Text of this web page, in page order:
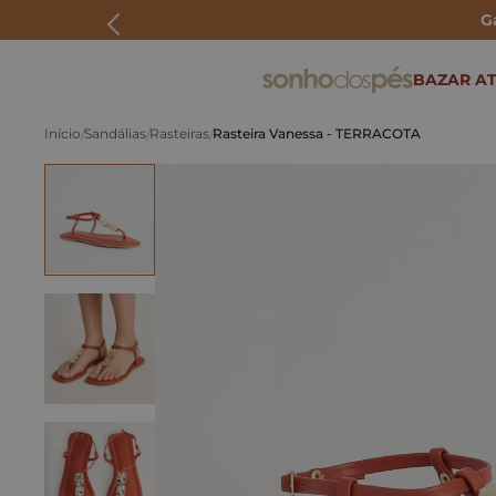
BAZAR
Sandálias Rasteiras Rasteira Vanessa - TERRACOTA